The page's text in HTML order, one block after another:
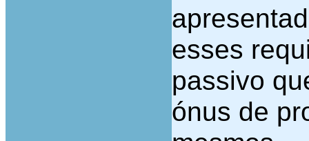
esses
passivo
ónus de